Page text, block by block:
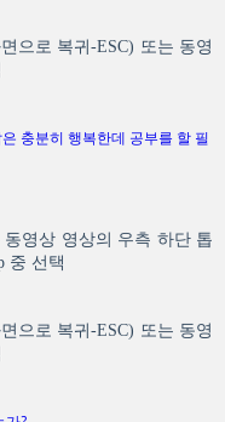
으로 복귀-ESC) 또는 동영
충분히 행복한데 공부를 할 필
영상 영상의 우측 하단 톱
중 선택
으로 복귀-ESC) 또는 동영